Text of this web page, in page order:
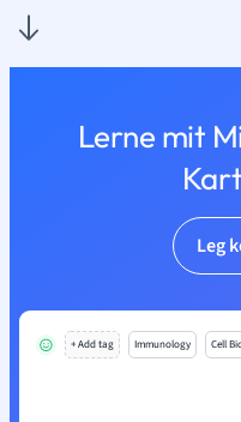
Lerne mit
Leg
+ Add tag Immunology Cell